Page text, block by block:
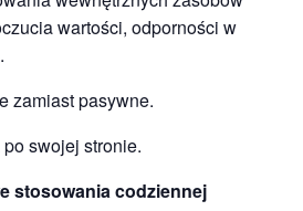
wartości, odporności w
zamiast pasywne.
swojej stronie.
stosowania codziennej